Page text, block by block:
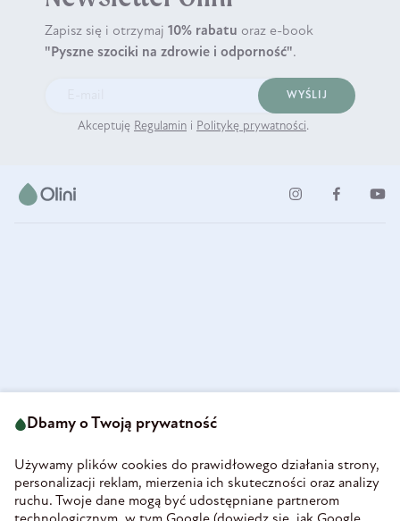
Zapisz się i otrzymaj 10% rabatu oraz e-book
"Pyszne szociki na zdrowie i odporność".
WYŚLIJ
Akceptuję Regulamin i Politykę prywatności.
58-160 Świebodzice
REGON 890213034
INFORMACJE
Dbamy o Twoją prywatność
Używamy plików cookies do prawidłowego działania strony,
personalizacji reklam, mierzenia ich skuteczności oraz analizy
ruchu. Twoje dane mogą być udostępniane partnerom